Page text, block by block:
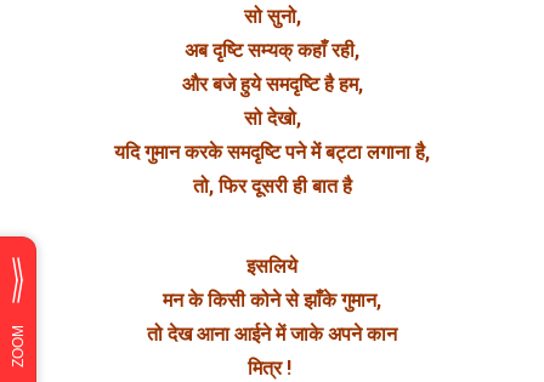
सो सुनो,
अब दृष्टि सम्यक् कहाँ रही,
और बजे हुये समदृष्टि है हम,
सो देखो,
यदि गुमान करके समदृष्टि पने में बट्टा लगाना है,
तो, फिर दूसरी ही बात है
इसलिये
मन के किसी कोने से झाँके गुमान,
तो देख आना आईने में जाके अपने कान
मित्र !